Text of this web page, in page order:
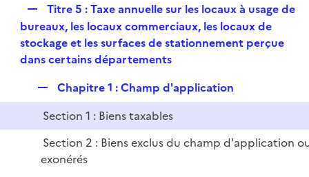
e
p
l
e
r
Titre 5 : Taxe annuelle sur les locaux à usage de
bureaux, les locaux commerciaux, les locaux de
stockage et les surfaces de stationnement perçue
dans certains départements
e
p
Chapitre 1 : Champ d'application
Section 1 : Biens taxables
Section 2 : Biens exclus du champ d'application
exonérés